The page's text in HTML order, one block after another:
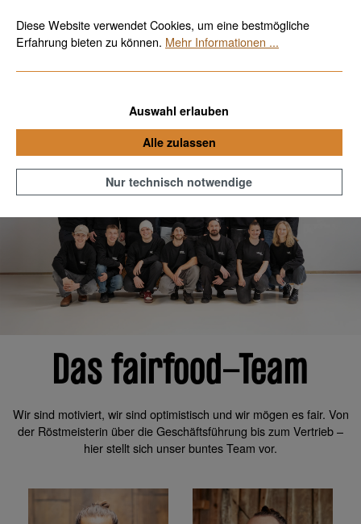
Das fairfood-Team
Wir sind motiviert, wir sind optimistisch und wir mögen es fair. Von
der Röstmeisterin über die Geschäftsführung bis zum Vertrieb –
hier stellt sich unser buntes Team vor.
Diese Website verwendet Cookies, um eine bestmögliche
Erfahrung bieten zu können. Mehr Informationen ...
Auswahl erlauben
Alle zulassen
Nur technisch notwendige